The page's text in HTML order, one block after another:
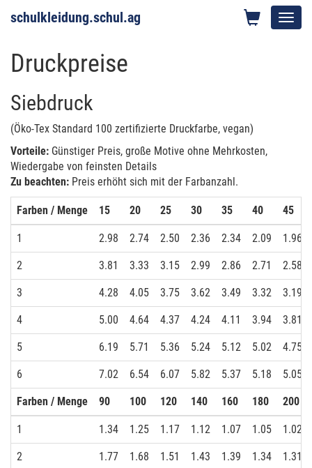
schulkleidung.schul.ag
Druckpreise
Siebdruck
(Öko-Tex Standard 100 zertifizierte Druckfarbe, vegan)
Vorteile: Günstiger Preis, große Motive ohne Mehrkosten,
Wiedergabe von feinsten Details
Zu beachten: Preis erhöht sich mit der Farbanzahl.
Farben / Menge 15 20 25 30 35 40 45
1 2.98 2.74 2.50 2.36 2.34 2.09 1.96
2 3.81 3.33 3.15 2.99 2.86 2.71 2.58
3 4.28 4.05 3.75 3.62 3.49 3.32 3.19
4 5.00 4.64 4.37 4.24 4.11 3.94 3.81
5 6.19 5.71 5.36 5.24 5.12 5.02 4.75
6 7.02 6.54 6.07 5.82 5.37 5.18 5.05
Farben / Menge 90 100 120 140 160 180 200
1 1.34 1.25 1.17 1.12 1.07 1.05 1.02
2 1.77 1.68 1.51 1.43 1.39 1.34 1.31